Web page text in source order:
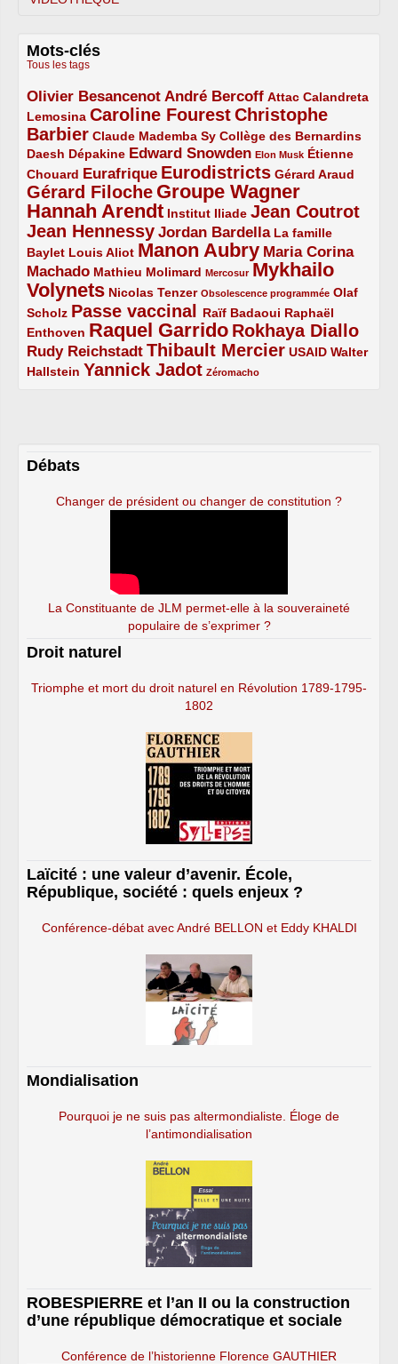
Mots-clés
Tous les tags
Olivier Besancenot
3/5 André Bercoff
3/5 Attac
2/5
Calandreta
Lemosina
2/5 Caroline Fourest
4/5
Christophe
Barbier
4/5 Claude Mademba Sy
2/5 Collège des Bernardins
2/5
Daesh
2/5 Dépakine
2/5 Edward Snowden
3/5 Elon Musk
1/5
Étienne
Chouard
2/5 Eurafrique
3/5 Eurodistricts
4/5 Gérard Araud
2/5
Gérard Filoche
4/5 Groupe Wagner
5/5
Hannah Arendt
5/5 Institut Iliade
2/5 Jean Coutrot
4/5
Jean Hennessy
4/5 Jordan Bardella
3/5
La famille
Baylet
2/5 Louis Aliot
2/5 Manon Aubry
5/5
Maria Corina
Machado
3/5 Mathieu Molimard
2/5 Mercosur
1/5
Mykhailo
Volynets
5/5 Nicolas Tenzer
2/5 Obsolescence programmée
1/5
Olaf
Scholz
2/5 Passe vaccinal
4/5 Raïf Badaoui
2/5
Raphaël
Enthoven
2/5 Raquel Garrido
5/5 Rokhaya Diallo
4/5
Rudy Reichstadt
3/5 Thibault Mercier
4/5 USAID
2/5
Walter
Hallstein
2/5 Yannick Jadot
4/5 Zéromacho
1/5
Débats
Changer de président ou changer de constitution ?
La Constituante de JLM permet-elle à la souveraineté
populaire de s’exprimer ?
Droit naturel
Triomphe et mort du droit naturel en Révolution 1789-1795-
1802
Laïcité : une valeur d’avenir. École,
République, société : quels enjeux ?
Conférence-débat avec André BELLON et Eddy KHALDI
Mondialisation
Pourquoi je ne suis pas altermondialiste. Éloge de
l’antimondialisation
ROBESPIERRE et l’an II ou la construction
d’une république démocratique et sociale
Conférence de l’historienne Florence GAUTHIER